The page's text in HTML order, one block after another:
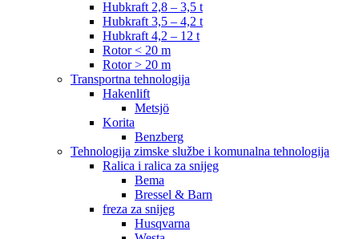
Hubkraft 2,8 – 3,5 t
Hubkraft 3,5 – 4,2 t
Hubkraft 4,2 – 12 t
Rotor < 20 m
Rotor > 20 m
Transportna tehnologija
Hakenlift
Metsjö
Korita
Benzberg
Tehnologija zimske službe i komunalna tehnologija
Ralica i ralica za snijeg
Bema
Bressel & Barn
freza za snijeg
Husqvarna